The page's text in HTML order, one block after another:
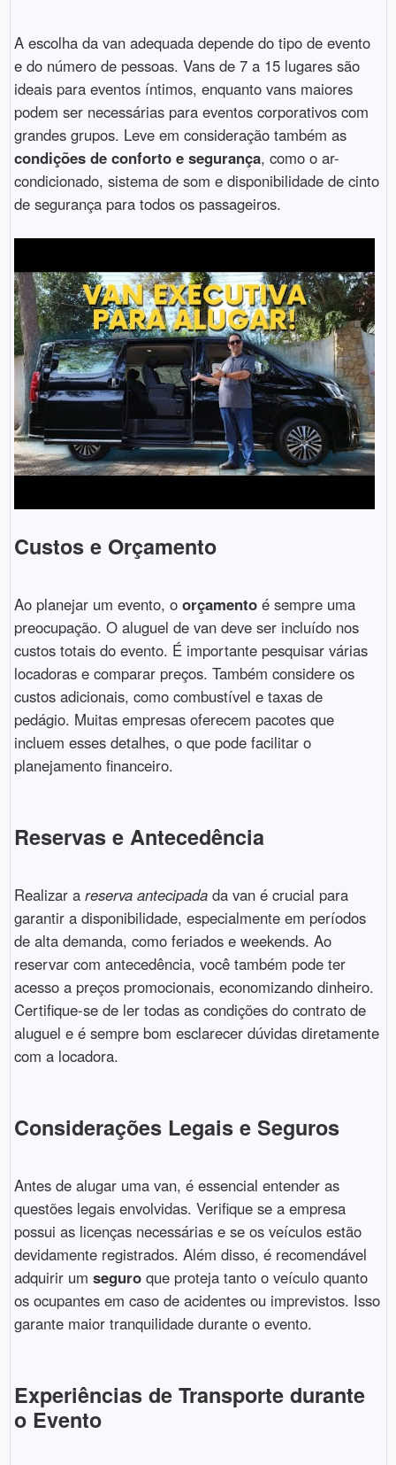
A escolha da van adequada depende do tipo de evento
e do número de pessoas. Vans de 7 a 15 lugares são
ideais para eventos íntimos, enquanto vans maiores
podem ser necessárias para eventos corporativos com
grandes grupos. Leve em consideração também as
condições de conforto e segurança, como o ar-
condicionado, sistema de som e disponibilidade de cinto
de segurança para todos os passageiros.
Custos e Orçamento
Ao planejar um evento, o orçamentoé sempre uma
preocupação. O aluguel de van deve ser incluído nos
custos totais do evento. É importante pesquisar várias
locadoras e comparar preços. Também considere os
custos adicionais, como combustível e taxas de
pedágio. Muitas empresas oferecem pacotes que
incluem esses detalhes, o que pode facilitar o
planejamento financeiro.
Reservas e Antecedência
Realizar a reserva antecipadada van é crucial para
garantir a disponibilidade, especialmente em períodos
de alta demanda, como feriados e weekends. Ao
reservar com antecedência, você também pode ter
acesso a preços promocionais, economizando dinheiro.
Certifique-se de ler todas as condições do contrato de
aluguel e é sempre bom esclarecer dúvidas diretamente
com a locadora.
Considerações Legais e Seguros
Antes de alugar uma van, é essencial entender as
questões legais envolvidas. Verifique se a empresa
possui as licenças necessárias e se os veículos estão
devidamente registrados. Além disso, é recomendável
adquirir um seguroque proteja tanto o veículo quanto
os ocupantes em caso de acidentes ou imprevistos. Isso
garante maior tranquilidade durante o evento.
Experiências de Transporte durante
o Evento